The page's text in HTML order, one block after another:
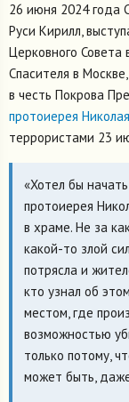
26 июня 2024 года
Руси Кирилл,
Церковного
Спасителя в
в честь Покрова
протоиерея
террористами 23
«Хотел бы
протоиерея
в храме. Не за
какой-то злой
потрясла и
кто узнал об
местом, где
возможностью
только потому,
может быть,